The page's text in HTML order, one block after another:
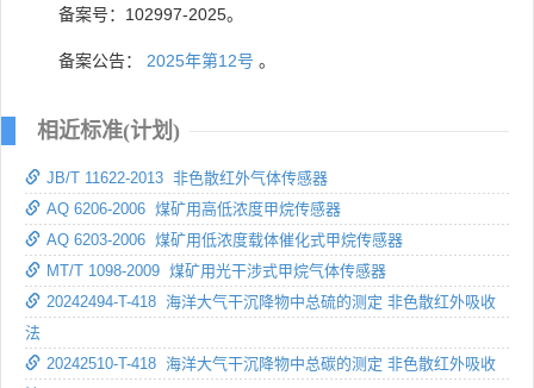
备案号：102997-2025。
备案公告： 2025年第12号 。
相近标准(计划)
JB/T 11622-2013 非色散红外气体传感器
AQ 6206-2006 煤矿用高低浓度甲烷传感器
AQ 6203-2006 煤矿用低浓度载体催化式甲烷传感器
MT/T 1098-2009 煤矿用光干涉式甲烷气体传感器
20242494-T-418 海洋大气干沉降物中总硫的测定 非色散红外吸收
法
20242510-T-418 海洋大气干沉降物中总碳的测定 非色散红外吸收